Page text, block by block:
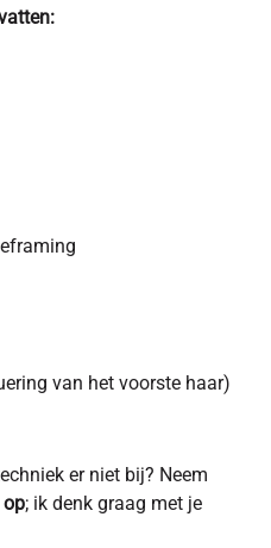
van het voorste haar)
er niet bij? Neem
; ik denk graag met je